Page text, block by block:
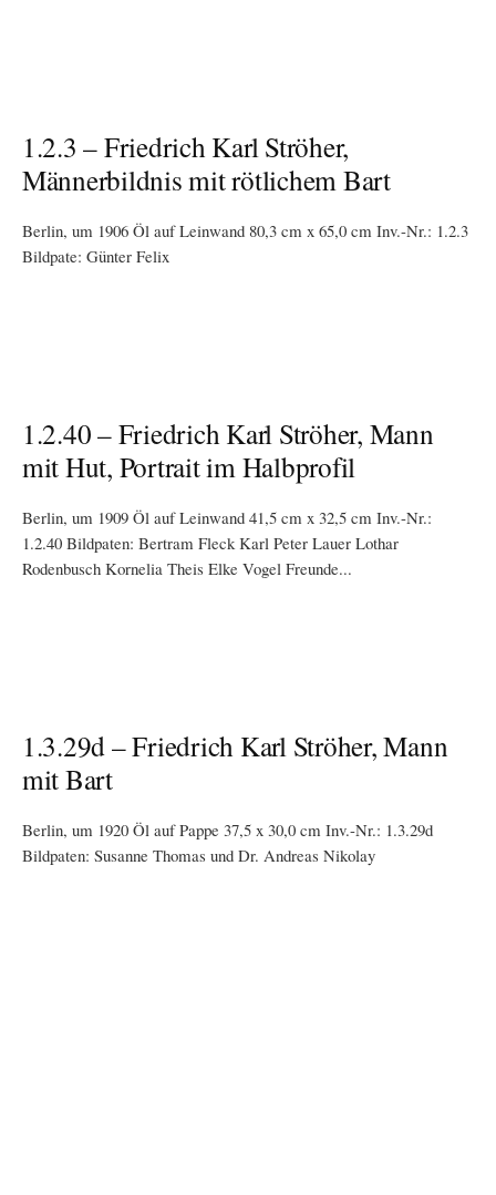
1.2.3 – Friedrich Karl Ströher,
Männerbildnis mit rötlichem Bart
Berlin, um 1906 Öl auf Leinwand 80,3 cm x 65,0 cm Inv.-Nr.: 1.2.3
Bildpate: Günter Felix
1.2.40 – Friedrich Karl Ströher, Mann
mit Hut, Portrait im Halbprofil
Berlin, um 1909 Öl auf Leinwand 41,5 cm x 32,5 cm Inv.-Nr.:
1.2.40 Bildpaten: Bertram Fleck Karl Peter Lauer Lothar
Rodenbusch Kornelia Theis Elke Vogel Freunde...
1.3.29d – Friedrich Karl Ströher, Mann
mit Bart
Berlin, um 1920 Öl auf Pappe 37,5 x 30,0 cm Inv.-Nr.: 1.3.29d
Bildpaten: Susanne Thomas und Dr. Andreas Nikolay